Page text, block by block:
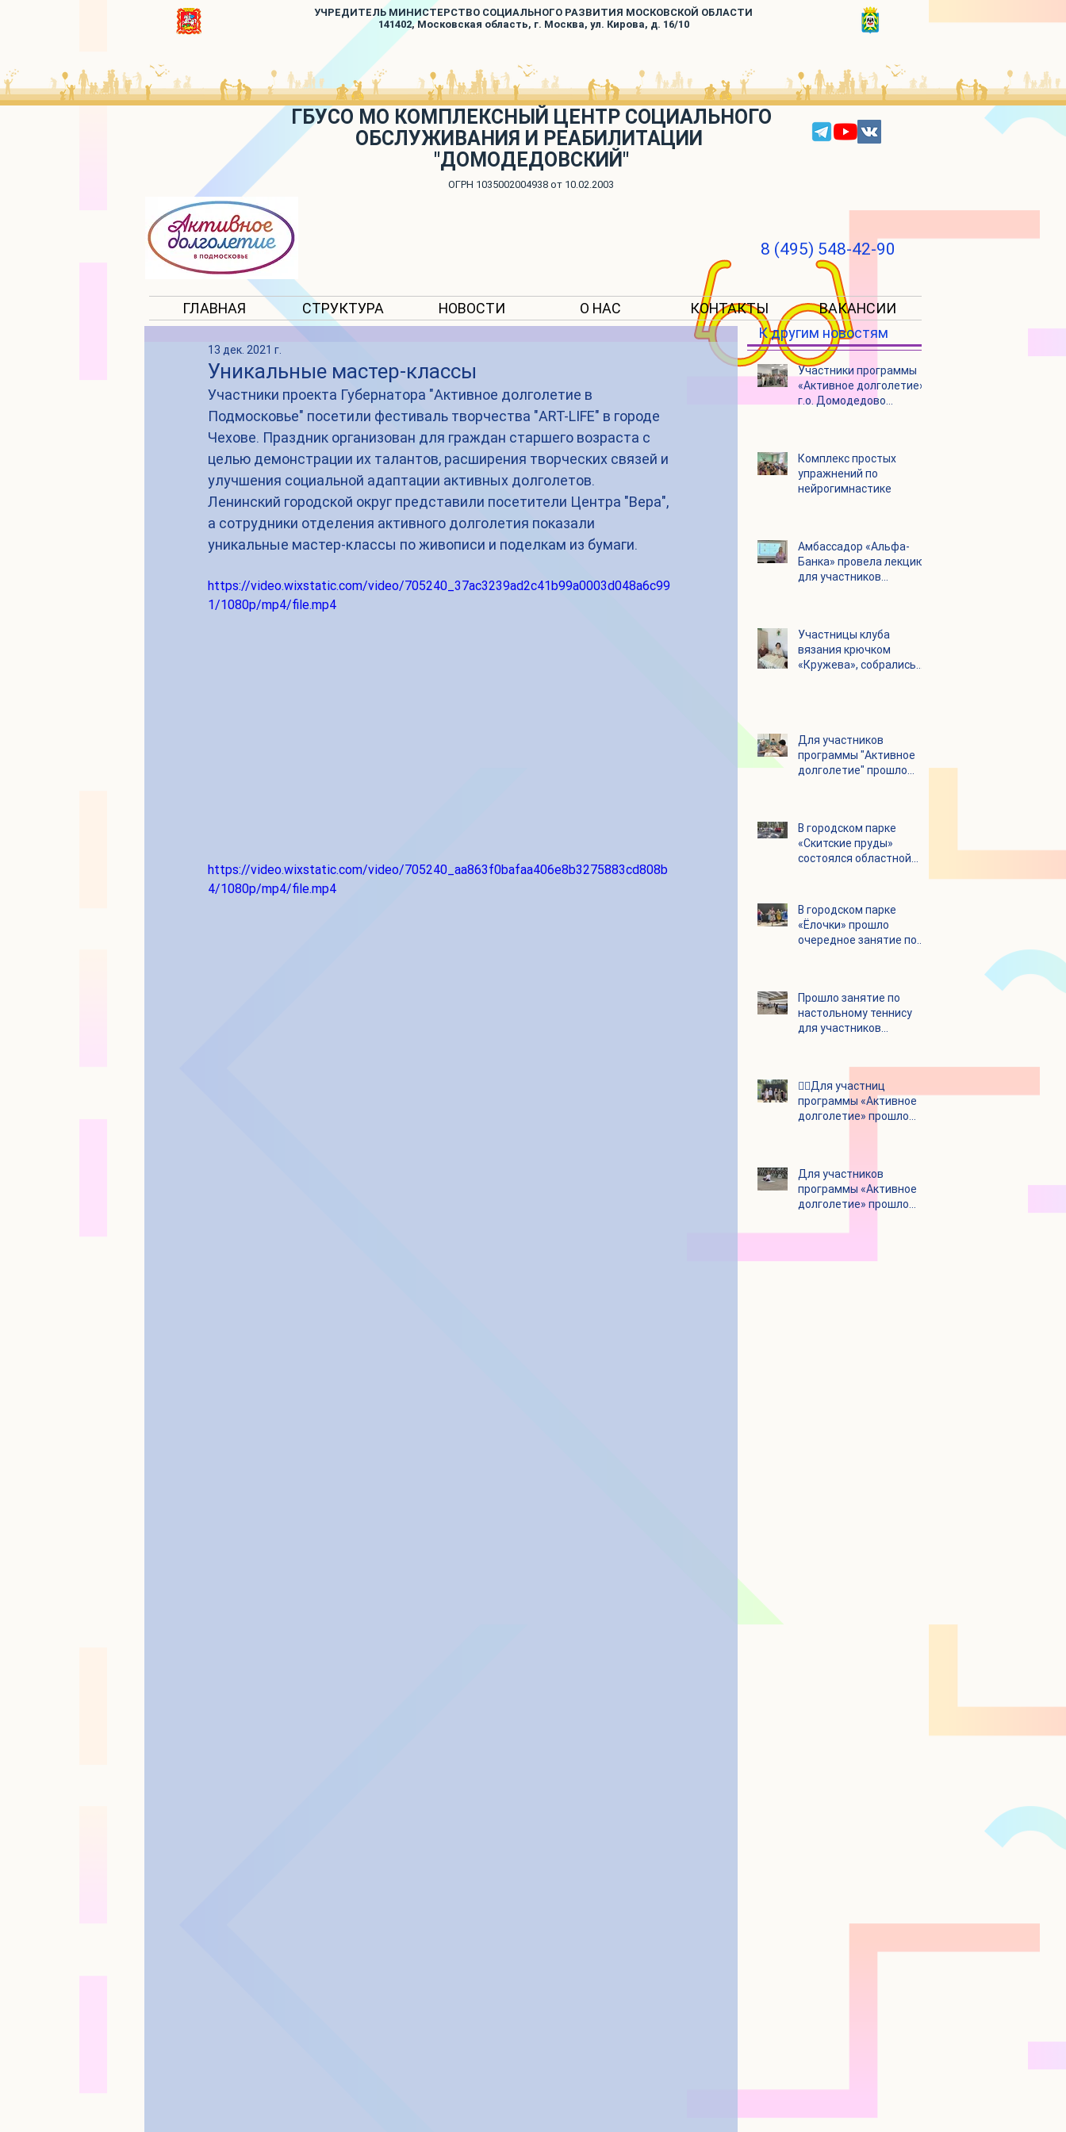
УЧРЕДИТЕЛЬ МИНИСТЕРСТВО СОЦИАЛЬНОГО РАЗВИТИЯ МОСКОВСКОЙ ОБЛАСТИ
141402, Московская область, г. Москва, ул. Кирова, д. 16/10
ГБУСО МО КОМПЛЕКСНЫЙ ЦЕНТР СОЦИАЛЬНОГО
ОБСЛУЖИВАНИЯ И РЕАБИЛИТАЦИИ
"ДОМОДЕДОВСКИЙ"
ОГРН 1035002004938 от 10.02.2003
8 (495) 548-42-90
ГЛАВНАЯ СТРУКТУРА НОВОСТИ О НАС КОНТАКТЫ ВАКАНСИИ
Уникальные мастер-классы
13 дек. 2021 г.
Участники проекта Губернатора "Активное долголетие в
Подмосковье" посетили фестиваль творчества "ART-LIFE" в городе
Чехове. Праздник организован для граждан старшего возраста с
целью демонстрации их талантов, расширения творческих связей и
улучшения социальной адаптации активных долголетов.
Ленинский городской округ представили посетители Центра "Вера",
а сотрудники отделения активного долголетия показали
уникальные мастер-классы по живописи и поделкам из бумаги.
https://video.wixstatic.com/video/705240_37ac3239ad2c41b99a0003d048a6c99
1/1080p/mp4/file.mp4
https://video.wixstatic.com/video/705240_aa863f0bafaa406e8b3275883cd808b
4/1080p/mp4/file.mp4
К другим новостям
Участники программы
«Активное долголетие»
г.о. Домодедово
Комплекс простых
упражнений по
нейрогимнастике
Амбассадор «Альфа-
Банка» провела лекцию
для участников
Участницы клуба
вязания крючком
«Кружева», собрались
Для участников
программы "Активное
долголетие" прошло
настольными играми
В городском парке
«Скитские пруды»
состоялся областной
В городском парке
«Ёлочки» прошло
очередное занятие по
Прошло занятие по
настольному теннису
для участников
👯‍♀️Для участниц
программы «Активное
долголетие» прошло
Для участников
программы «Активное
долголетие» прошло
йоге